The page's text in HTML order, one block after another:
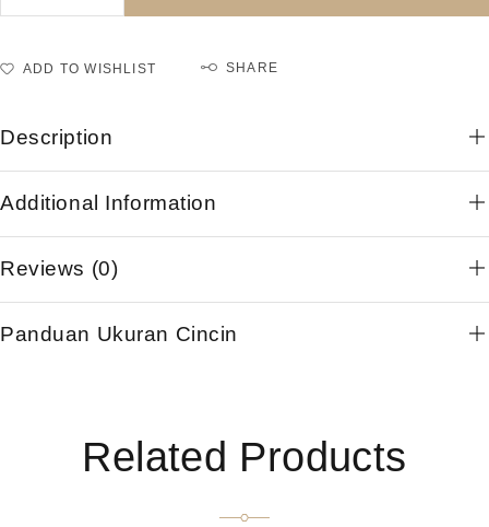
ADD TO WISHLIST SHARE
Description
Additional Information
Reviews (0)
Panduan Ukuran Cincin
Related Products